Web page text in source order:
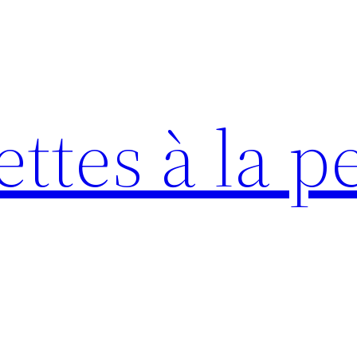
à la